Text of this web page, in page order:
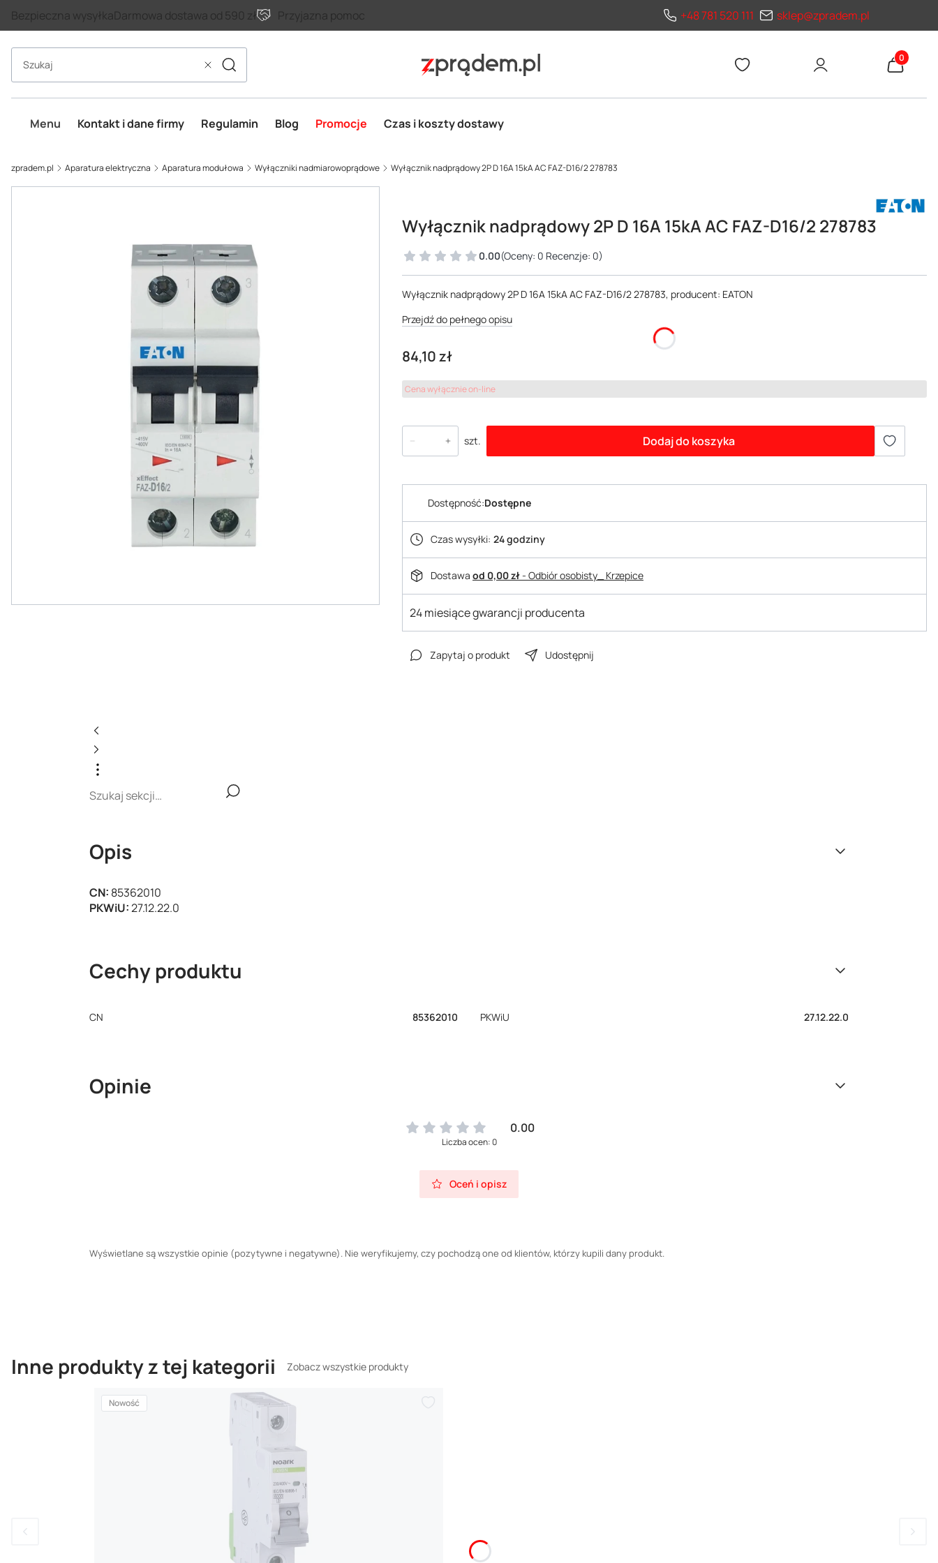
Bezpieczna wysyłkaDarmowa dostawa od 590 zł Przyjazna pomoc +48 781 520 111 sklep@zpradem.pl
WyczyśćSzukaj Produkty
Menu Kontakt i dane firmy Regulamin Blog Promocje Czas i koszty dostawy
zpradem.pl Aparatura elektryczna Aparatura modułowa Wyłączniki nadmiarowoprądowe Wyłącznik nadprądowy 2P D 16A 15kA AC FAZ-D16/2 278783
Wyłącznik nadprądowy 2P D 16A 15kA AC FAZ-D16/2 278783
0.00(Oceny: 0 Recenzje: 0)
Wyłącznik nadprądowy 2P D 16A 15kA AC FAZ-D16/2 278783, producent: EATON
Przejdź do pełnego opisu
Cena
84,10 zł
Cena wyłącznie on-line
szt. Dodaj do koszyka
Dostępność:Dostępne
Czas wysyłki: 24 godziny
Dostawa od 0,00 zł- Odbiór osobisty_ Krzepice
24 miesiące gwarancji producenta
Zapytaj o produkt Udostępnij
Opis
CN: 85362010
PKWiU:27.12.22.0
Cechy produktu
CN 85362010 PKWiU 27.12.22.0
Opinie
0.00
Liczba ocen: 0
Oceń i opisz
Wyświetlane są wszystkie opinie (pozytywne i negatywne). Nie weryfikujemy, czy pochodzą one od klientów, którzy kupili dany produkt.
Inne produkty z tej kategorii Zobacz wszystkie produkty
Nowość